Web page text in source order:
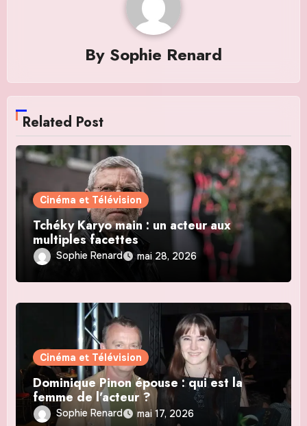
By Sophie Renard
Related Post
Cinéma et Télévision
Tchéky Karyo main : un acteur aux
multiples facettes
Sophie Renard mai 28, 2026
Cinéma et Télévision
Dominique Pinon épouse : qui est la
femme de l’acteur ?
Sophie Renard mai 17, 2026